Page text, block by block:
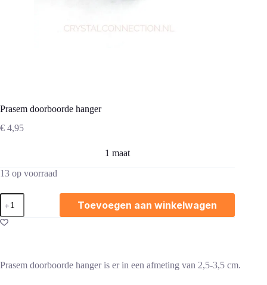
Prasem doorboorde hanger
€ 4,95
1 maat
13 op voorraad
Prasem
doorboorde
hanger
aantal
Toevoegen aan winkelwagen
Prasem doorboorde hanger is er in een afmeting van 2,5-3,5 cm.